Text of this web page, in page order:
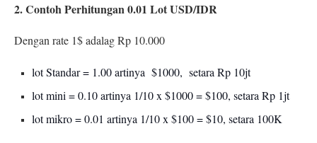
2. Contoh Perhitungan 0.01 Lot USD/IDR
Dengan rate 1$ adalag Rp 10.000
lot Standar = 1.00 artinya $1000, setara Rp 10jt
lot mini = 0.10 artinya 1/10 x $1000 = $100, setara Rp 1jt
lot mikro = 0.01 artinya 1/10 x $100 = $10, setara 100K